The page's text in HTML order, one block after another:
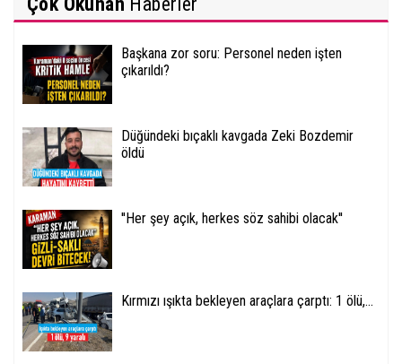
Başkana zor soru: Personel neden işten
çıkarıldı?
Düğündeki bıçaklı kavgada Zeki Bozdemir
öldü
''Her şey açık, herkes söz sahibi olacak''
Kırmızı ışıkta bekleyen araçlara çarptı: 1 ölü,...